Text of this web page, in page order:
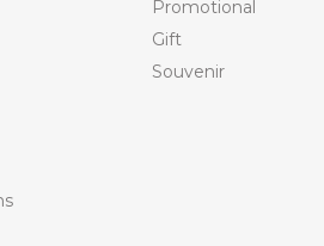
Promotional
Gift
Souvenir